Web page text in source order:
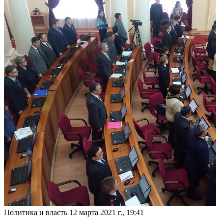
Политика и власть 12 марта 2021 г., 19:41